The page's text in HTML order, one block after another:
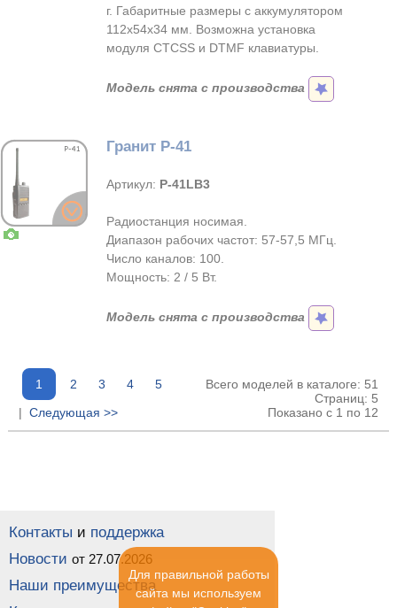
г. Габаритные размеры с аккумулятором
112х54х34 мм. Возможна установка
модуля CTCSS и DTMF клавиатуры.
Модель снята с производства
Гранит Р-41
Артикул: Р-41LB3
Радиостанция носимая.
Диапазон рабочих частот: 57-57,5 МГц.
Число каналов: 100.
Мощность: 2 / 5 Вт.
Модель снята с производства
1 2 3 4
5
| Следующая >>
Всего моделей в каталоге: 51
Страниц: 5
Показано с 1 по 12
Контакты и поддержка
Новости от 27.07.2026
Наши преимущества
Для правильной работы
сайта мы используем